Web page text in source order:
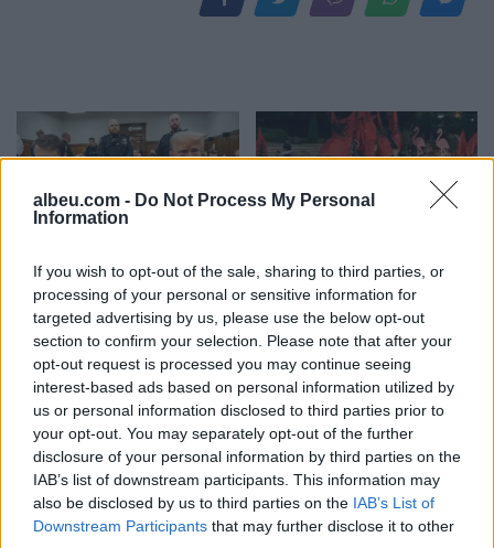
albeu.com - Do Not Process My Personal
Information
If you wish to opt-out of the sale, sharing to third parties, or
processing of your personal or sensitive information for
targeted advertising by us, please use the below opt-out
section to confirm your selection. Please note that after your
opt-out request is processed you may continue seeing
interest-based ads based on personal information utilized by
us or personal information disclosed to third parties prior to
your opt-out. You may separately opt-out of the further
disclosure of your personal information by third parties on the
IAB’s list of downstream participants. This information may
also be disclosed by us to third parties on the IAB’s List of
Downstream Participants that may further disclose it to other
Senati konfirmon me
rezultat të ngushtë ish-
avokatin e Trumpit si
Prokuror të Përgjithshëm
të SHBA-së
Protesta hyn në ditën e
70-të, Arben Kola:
Qëndresa do të vijojë deri
në shtator, edhe diaspora
do të angazhohet
Sulmet ruse godasin
zonat pranë Kievit, vriten
Protesta hyn në ditën e
70-të, qytetarët